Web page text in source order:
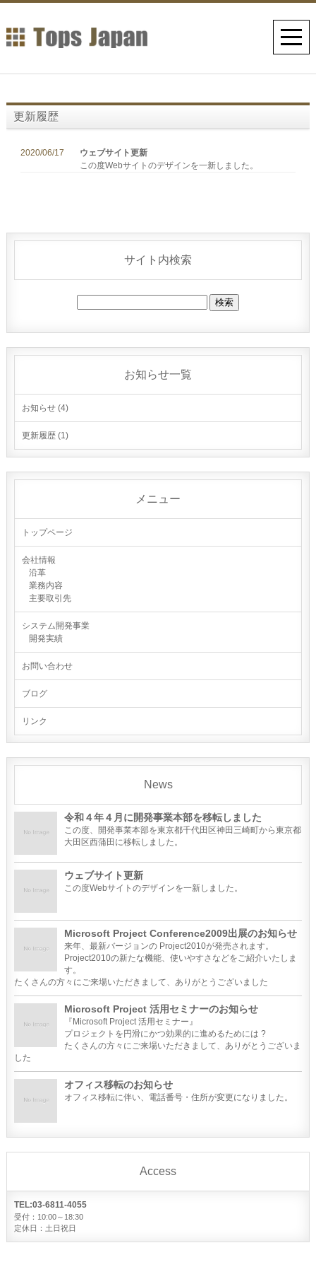
更新履歴
2020/06/17
ウェブサイト更新
この度Webサイトのデザインを一新しました。
サイト内検索
お知らせ一覧
お知らせ (4)
更新履歴 (1)
メニュー
トップページ
会社情報
沿革
業務内容
主要取引先
システム開発事業
開発実績
お問い合わせ
ブログ
リンク
News
令和４年４月に開発事業本部を移転しました
この度、開発事業本部を東京都千代田区神田三崎町から東京都
大田区西蒲田に移転しました。
ウェブサイト更新
この度Webサイトのデザインを一新しました。
Microsoft Project Conference2009出展のお知らせ
来年、最新バージョンの Project2010が発売されます。
Project2010の新たな機能、使いやすさなどをご紹介いたしま
す。
たくさんの方々にご来場いただきまして、ありがとうございました
Microsoft Project 活用セミナーのお知らせ
『Microsoft Project 活用セミナー』
プロジェクトを円滑にかつ効果的に進めるためには ?
たくさんの方々にご来場いただきまして、ありがとうございま
した
オフィス移転のお知らせ
オフィス移転に伴い、電話番号・住所が変更になりました。
Access
TEL:03-6811-4055
受付：10:00～18:30
定休日：土日祝日